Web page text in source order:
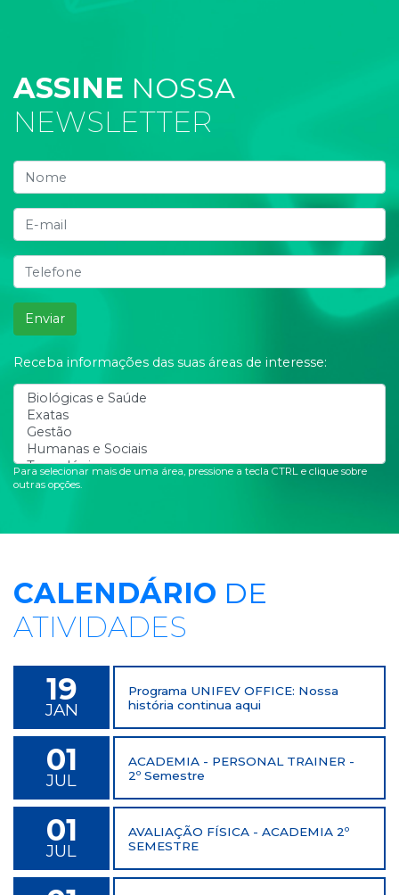
ASSINE NOSSA
NEWSLETTER
Enviar
Receba informações das suas áreas de interesse:
Para selecionar mais de uma área, pressione a tecla CTRL e clique sobre
outras opções.
CALENDÁRIO DE
ATIVIDADES
19
JAN
Programa UNIFEV OFFICE: Nossa
história continua aqui
01
JUL
ACADEMIA - PERSONAL TRAINER -
2º Semestre
01
JUL
AVALIAÇÃO FÍSICA - ACADEMIA 2º
SEMESTRE